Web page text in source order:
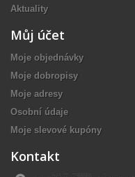
Aktuality
Můj účet
Moje objednávky
Moje dobropisy
Moje adresy
Osobní údaje
Moje slevové kupóny
Kontakt